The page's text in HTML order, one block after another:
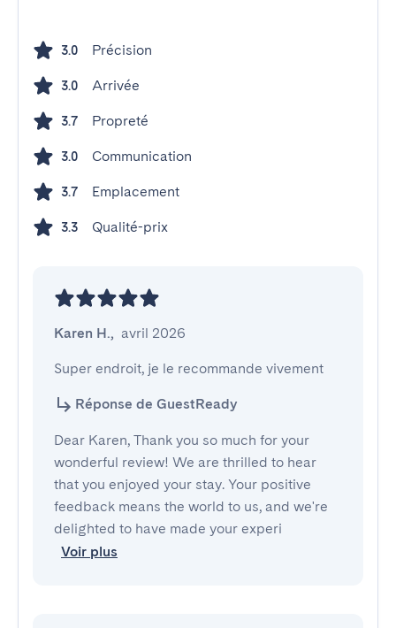
3.0 Précision
3.0 Arrivée
3.7 Propreté
3.0 Communication
3.7 Emplacement
3.3 Qualité-prix
Karen H., avril 2026
Super endroit, je le recommande vivement
Réponse de GuestReady
Dear Karen, Thank you so much for your
wonderful review! We are thrilled to hear
that you enjoyed your stay. Your positive
feedback means the world to us, and we're
delighted to have made your experi
Voir plus